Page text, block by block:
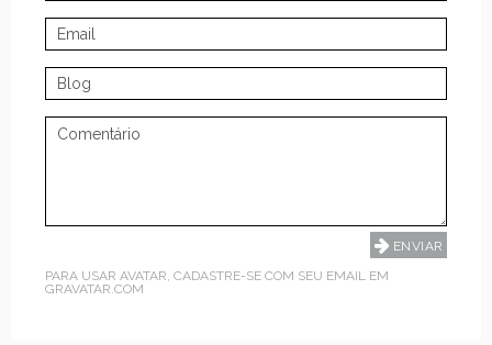
PARA USAR AVATAR, CADASTRE-SE COM SEU EMAIL EM
GRAVATAR.COM